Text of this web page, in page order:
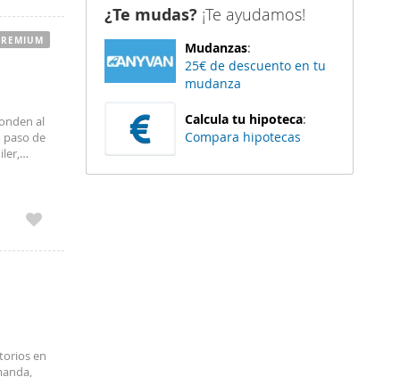
del
del uso
al
paso de
en
¿Te mudas? ¡Te ayudamos!
Mudanzas:
25€ de descuento en tu
mudanza
Calcula tu hipoteca:
Compara hipotecas